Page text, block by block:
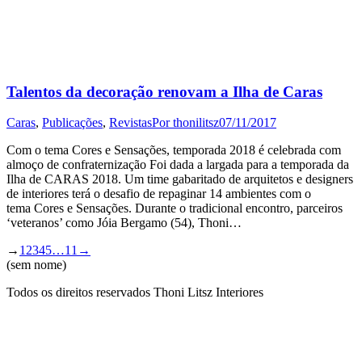
Talentos da decoração renovam a Ilha de Caras
Caras, Publicações, RevistasPorthonilitsz07/11/2017
Com o tema Cores e Sensações, temporada 2018 é celebrada com
almoço de confraternização Foi dada a largada para a temporada da
Ilha de CARAS 2018. Um time gabaritado de arquitetos e designers
de interiores terá o desafio de repaginar 14 ambientes com o
tema Cores e Sensações. Durante o tradicional encontro, parceiros
‘veteranos’ como Jóia Bergamo (54), Thoni…
→ 1 2345…11 →
(sem nome)
Todos os direitos reservados Thoni Litsz Interiores